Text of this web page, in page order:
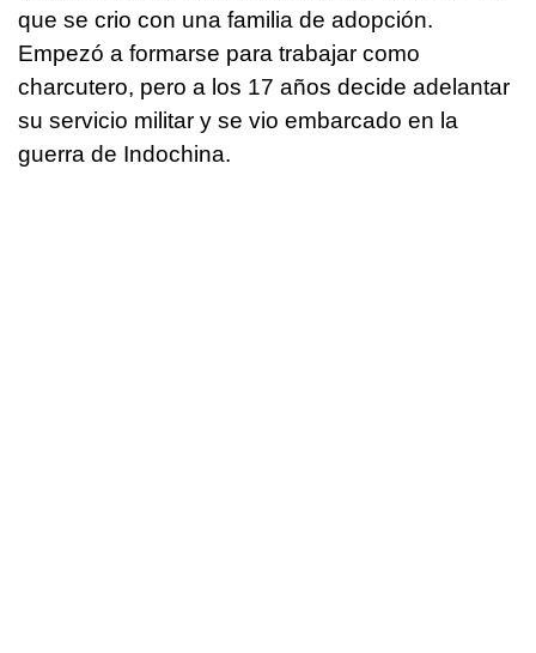
que se crio con una familia de adopción.
Empezó a formarse para trabajar como
charcutero, pero a los 17 años decide adelantar
su servicio militar y se vio embarcado en la
guerra de Indochina.